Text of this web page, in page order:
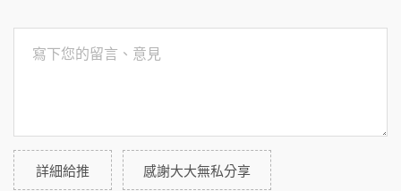
詳細給推 感謝大大無私分享